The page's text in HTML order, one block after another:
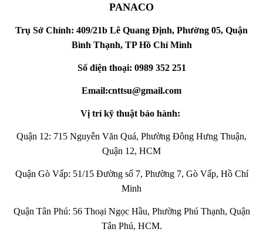
PANACO
Trụ Sở Chính: 409/21b Lê Quang Định, Phường 05, Quận
Bình Thạnh, TP Hồ Chí Minh
Số điện thoại: 0989 352 251
Email:cnttsu@gmail.com
Vị trí kỹ thuật bảo hành:
Quận 12: 715 Nguyễn Văn Quá, Phường Đông Hưng Thuận,
Quận 12, HCM
Quận Gò Vấp: 51/15 Đường số 7, Phường 7, Gò Vấp, Hồ Chí
Minh
Quận Tân Phú: 56 Thoại Ngọc Hầu, Phường Phú Thạnh, Quận
Tân Phú, HCM.